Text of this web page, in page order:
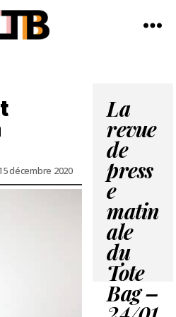
décembre 2020
La
revue
de
press
e
matin
ale
du
Tote
Bag –